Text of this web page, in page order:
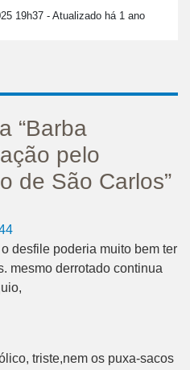
19h37 - Atualizado há 1 ano
“Barba
pelo
de São Carlos”
desfile poderia muito bem ter
mesmo derrotado continua
triste,nem os puxa-sacos